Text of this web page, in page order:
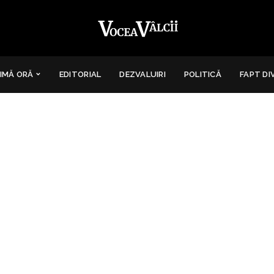
ORĂ EDITORIAL DEZVALUIRI POLITICĂ FAPT